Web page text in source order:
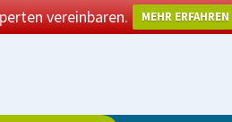
vereinbaren. MEHR ERFAHREN